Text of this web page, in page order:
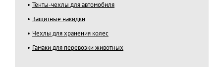
Тенты-чехлы для автомобиля
Защитные накидки
Чехлы для хранения колес
Гамаки для перевозки животных